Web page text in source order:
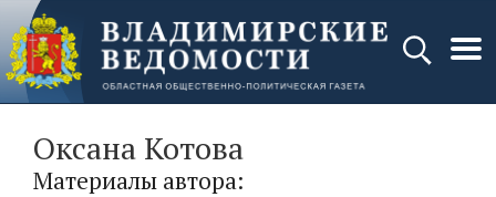
Оксана Котова
Материалы автора: